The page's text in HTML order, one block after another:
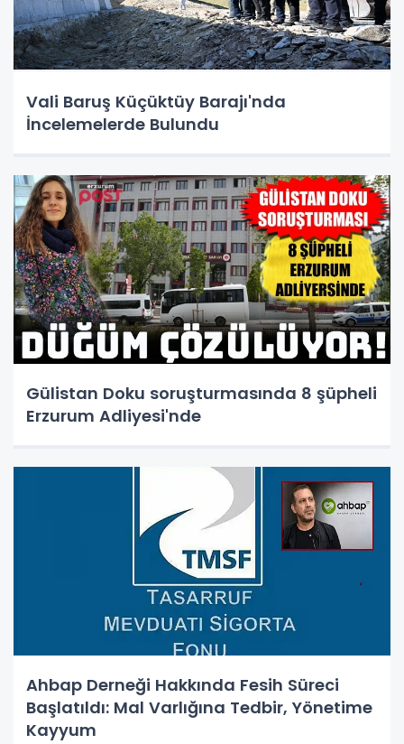
Vali Baruş Küçüktüy Barajı'nda
İncelemelerde Bulundu
Gülistan Doku soruşturmasında 8 şüpheli
Erzurum Adliyesi'nde
Ahbap Derneği Hakkında Fesih Süreci
Başlatıldı: Mal Varlığına Tedbir, Yönetime
Kayyum